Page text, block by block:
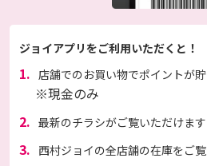
ジョイアプリをご利用いただくと！
1. 店舗でのお買い物でポイントが
※現金のみ
2. 最新のチラシがご覧いただけます
3. 西村ジョイの全店舗の在庫をご